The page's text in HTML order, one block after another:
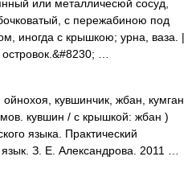
или металличесюй сосуд,
с пережабиною под
иногда с крышкою; урна, ваза. |
…
кувшинчик, жбан, кумган
кувшин / с крышкой: жбан )
языка. Практический
З. Е. Александрова. 2011 …